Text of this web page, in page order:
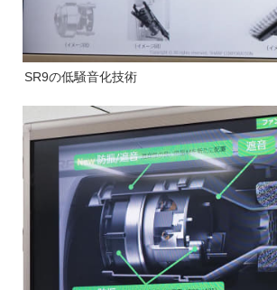
SR9の低騒音化技術